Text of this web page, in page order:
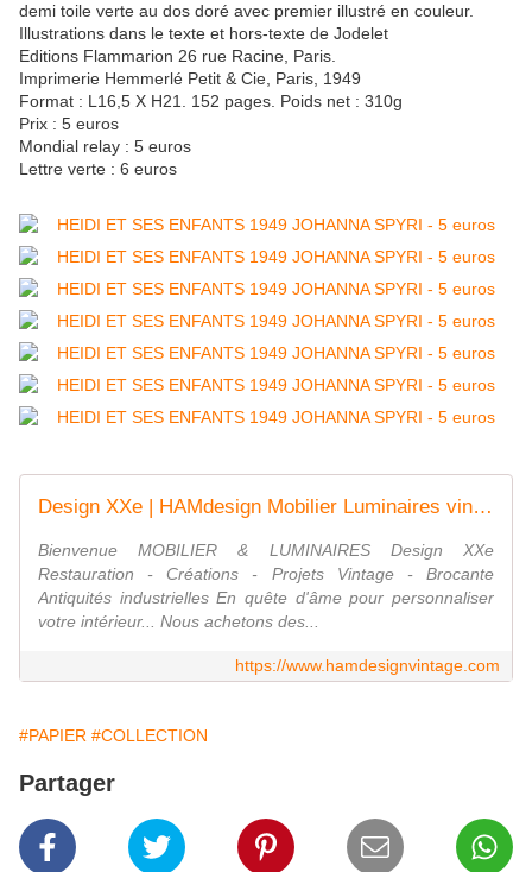
demi toile verte au dos doré avec premier illustré en couleur.
Illustrations dans le texte et hors-texte de Jodelet
Editions Flammarion 26 rue Racine, Paris.
Imprimerie Hemmerlé Petit & Cie, Paris, 1949
Format : L16,5 X H21. 152 pages. Poids net : 310g
Prix : 5 euros
Mondial relay : 5 euros
Lettre verte : 6 euros
Design XXe | HAMdesign Mobilier Luminaires vintages
Bienvenue MOBILIER & LUMINAIRES Design XXe
Restauration - Créations - Projets Vintage - Brocante
Antiquités industrielles En quête d'âme pour personnaliser
votre intérieur... Nous achetons des...
https://www.hamdesignvintage.com
#PAPIER #COLLECTION
Partager